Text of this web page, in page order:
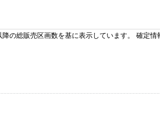
の総販売区画数を基に表示しています。 確定情